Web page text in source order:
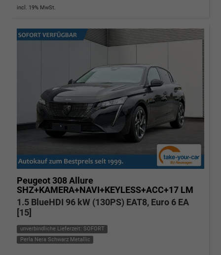
incl. 19% MwSt.
Peugeot 308Allure
SHZ+KAMERA+NAVI+KEYLESS+ACC+17 LM
1.5 BlueHDI 96 kW (130PS) EAT8, Euro 6 EA
[15]
unverbindliche Lieferzeit: SOFORT
Perla Nera Schwarz Metallic